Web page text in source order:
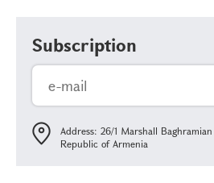
Subscription
Address: 26/1 Marshall
Republic of Armenia